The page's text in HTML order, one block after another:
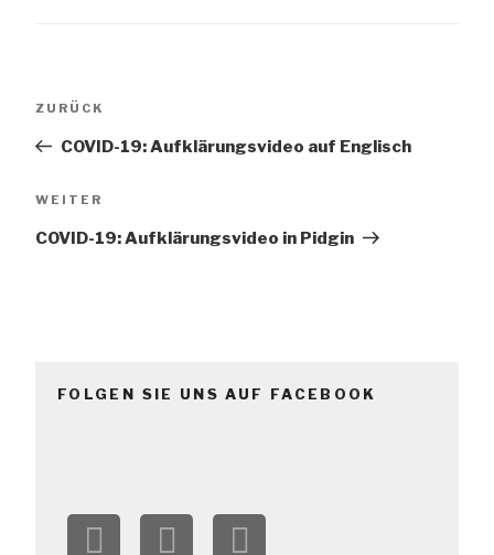
Vorheriger
ZURÜCK
COVID-19: Aufklärungsvideo auf Englisch
Nächster
WEITER
COVID-19: Aufklärungsvideo in Pidgin
FOLGEN SIE UNS AUF FACEBOOK